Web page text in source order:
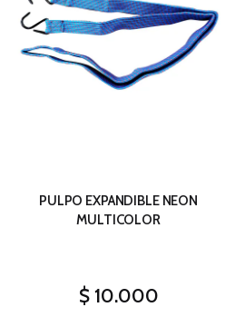
PULPO EXPANDIBLE NEON
MULTICOLOR
$10.000